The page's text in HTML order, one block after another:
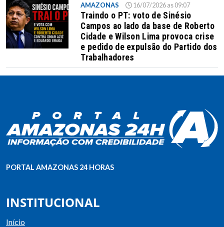
AMAZONAS 16/07/2026 as 09:07
Traindo o PT: voto de Sinésio
Campos ao lado da base de Roberto
Cidade e Wilson Lima provoca crise
e pedido de expulsão do Partido dos
Trabalhadores
PORTAL AMAZONAS 24 HORAS
INSTITUCIONAL
Início